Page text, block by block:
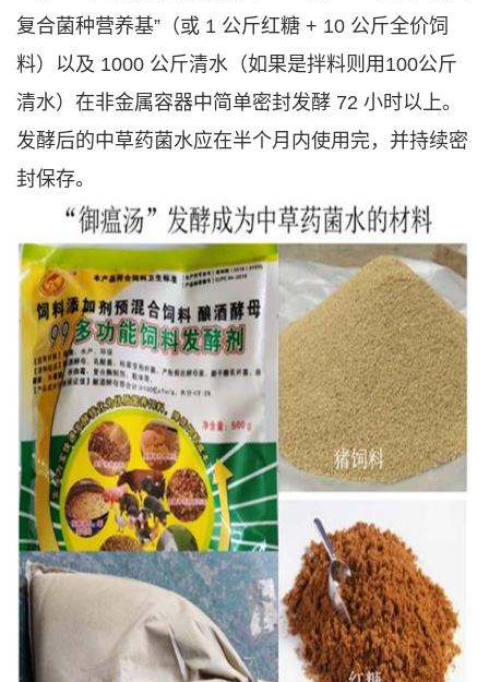
复合菌种营养基”（或 1 公斤红糖 + 10 公斤全价饲
料）以及 1000 公斤清水（如果是拌料则用100公斤
清水）在非金属容器中简单密封发酵 72 小时以上。
发酵后的中草药菌水应在半个月内使用完，并持续密
封保存。